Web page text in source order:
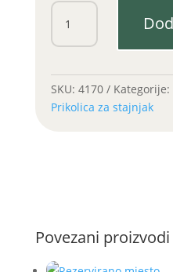
Podloška
(sponka)
PVC
SKU: 4170 Kategorije:
Prikolica za stajnjak
Povezani proizvodi